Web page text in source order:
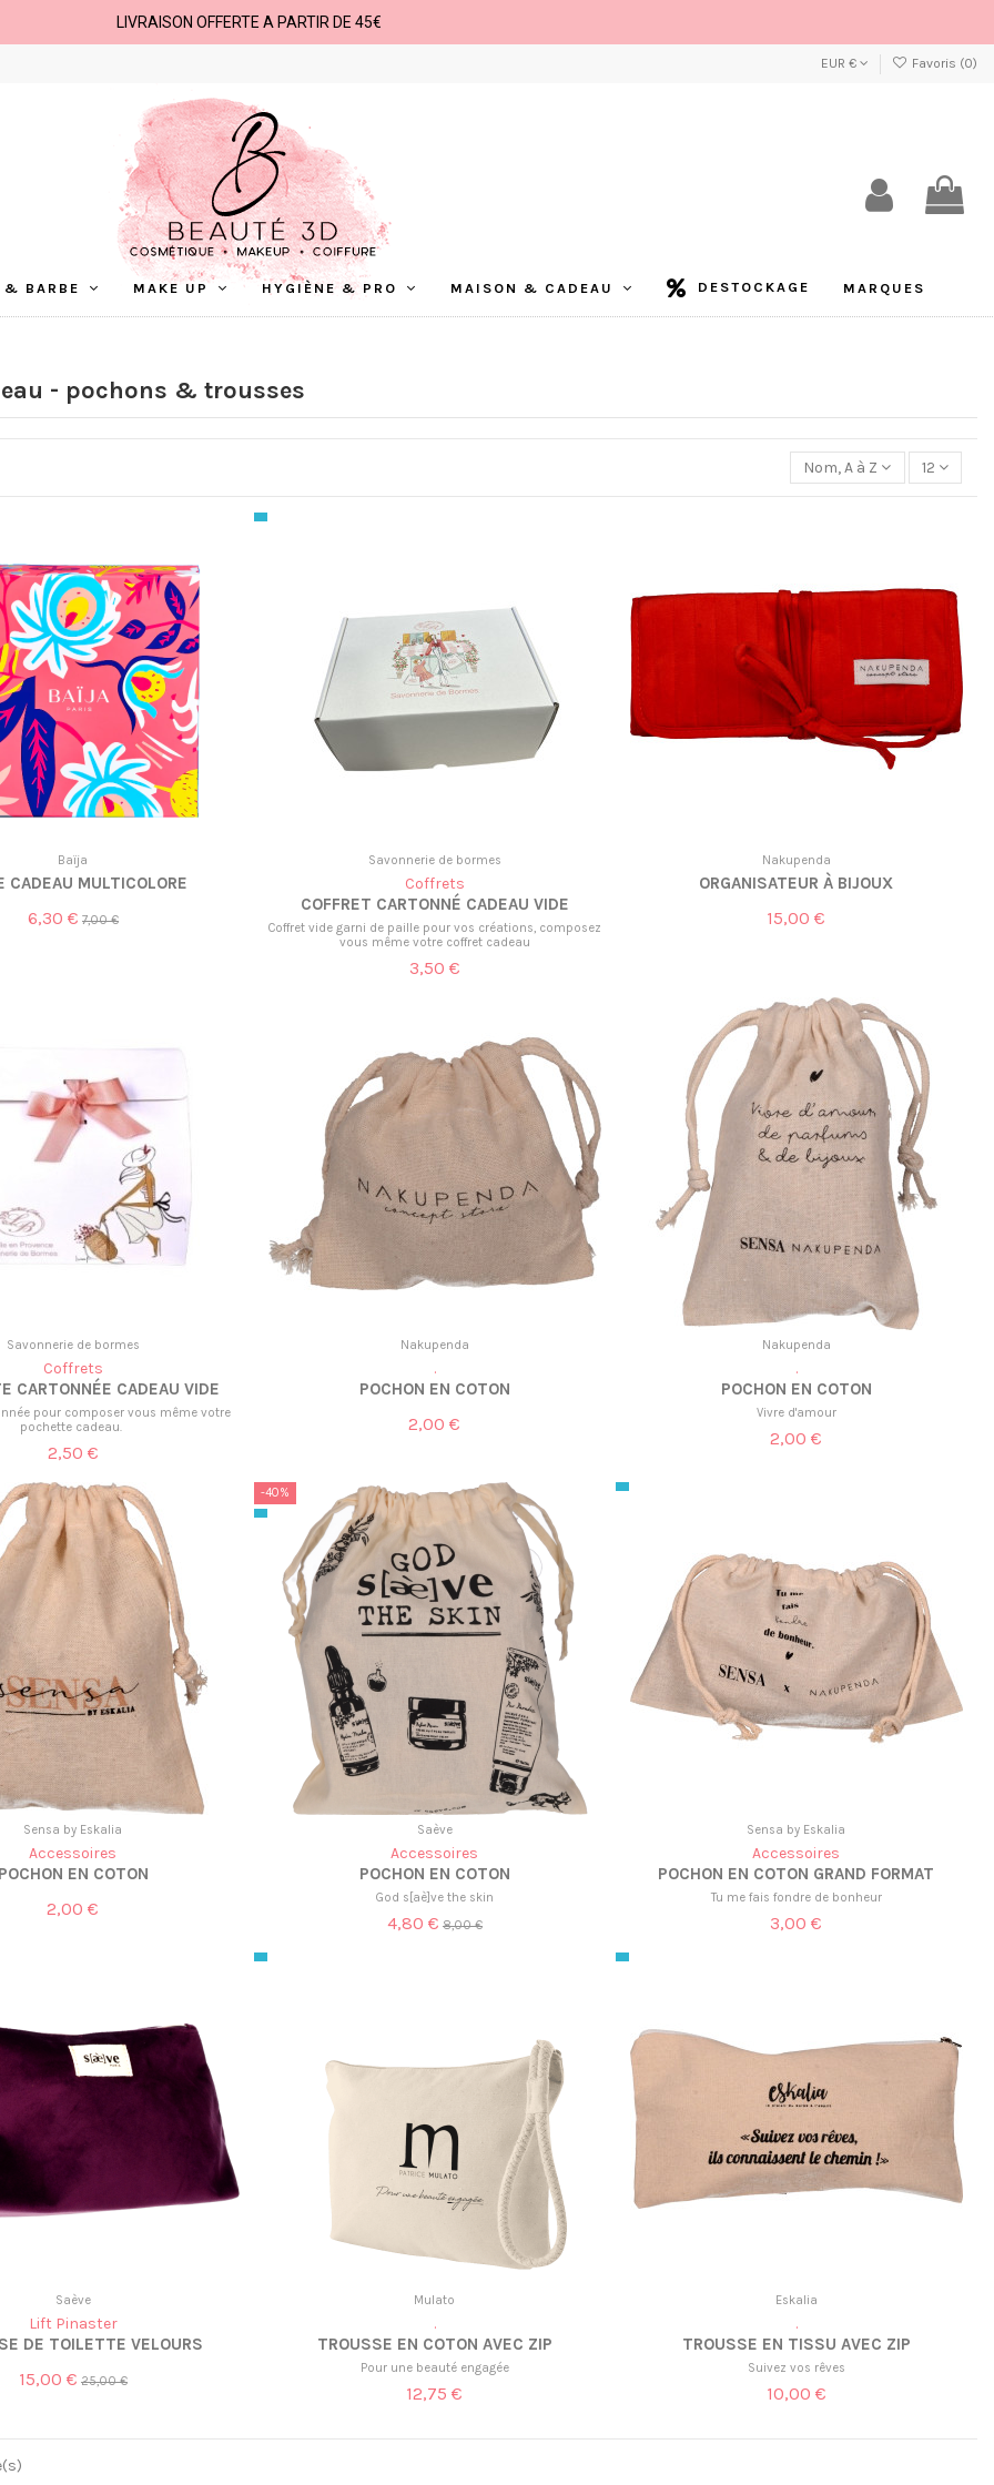
LIVRAISON OFFERTE A PARTIR DE 45€
EUR € Favoris (0)
& BARBE MAKE UP HYGIÈNE & PRO MAISON & CADEAU DESTOCKAGE MARQUES
- pochons & trousses
Nom, A à Z 12
Baïja
CADEAU MULTICOLORE
6,30 € 7,00 €
Savonnerie de bormes
Coffrets
COFFRET CARTONNÉ CADEAU VIDE
Coffret vide garni de paille pour vos créations, composez
vous même votre coffret cadeau
3,50 €
Nakupenda
ORGANISATEUR À BIJOUX
15,00 €
Savonnerie de bormes
Coffrets
CARTONNÉE CADEAU VIDE
pour composer vous même votre
pochette cadeau.
2,50 €
Nakupenda
.
POCHON EN COTON
2,00 €
Nakupenda
.
POCHON EN COTON
Vivre d'amour
2,00 €
Sensa by Eskalia
Accessoires
EN COTON
2,00 €
-40%
Saève
Accessoires
POCHON EN COTON
God s[aè]ve the skin
4,80 € 8,00 €
Sensa by Eskalia
Accessoires
POCHON EN COTON GRAND FORMAT
Tu me fais fondre de bonheur
3,00 €
Saève
Lift Pinaster
DE TOILETTE VELOURS
15,00 € 25,00 €
Mulato
.
TROUSSE EN COTON AVEC ZIP
Pour une beauté engagée
12,75 €
Eskalia
.
TROUSSE EN TISSU AVEC ZIP
Suivez vos rêves
10,00 €